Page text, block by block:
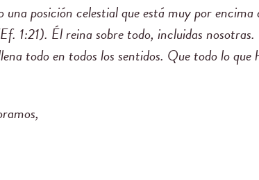
posición celestial que está muy por
1:21). Él reina sobre todo, incluidas
todo en todos los sentidos. Que todo lo